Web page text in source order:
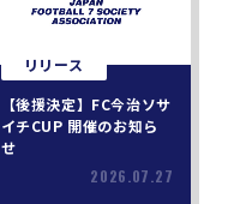
リリース
【後援決定】FC今治ソサ
イチCUP 開催のお知ら
せ
2026.07.27